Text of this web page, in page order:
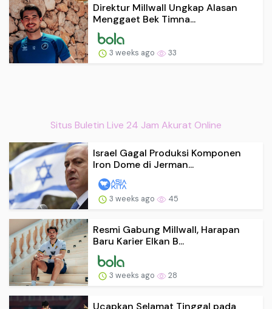
Direktur Millwall Ungkap Alasan
Menggaet Bek Timna...
3 weeks ago 33
Situs Buletin Live 24 Jam Akurat Online
Israel Gagal Produksi Komponen
Iron Dome di Jerman...
3 weeks ago 45
Resmi Gabung Millwall, Harapan
Baru Karier Elkan B...
3 weeks ago 28
Ucapkan Selamat Tinggal pada